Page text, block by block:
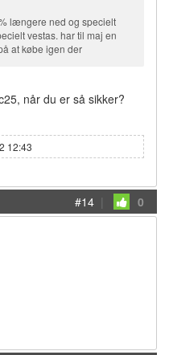
længere ned og specielt
vestas. har til maj en
at købe igen der
når du er så sikker?
12:43
#14 | 0